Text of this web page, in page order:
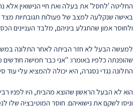
החליטה 'לחסל' את בעלה ואת חיי הנישואין אלא
באישה שנקלעה למצב של פעולות תגובתיות
ולחוסר אמון שהתגלע ביניהם, מלבד העניינים
למעשה הבעל לא חזר הביתה לאחר התלונה
שהופנתה כלפיו באומרו: "אני כבר חמישה
התלונה נגדי נסגרה, היא יכולה להמציא עלי עוד
הוא לא הבעל הראשון שהוצא מהבית, היו לפניו
וניסו לשקם את נישואיהם. חוסר המוטיבציה שלו